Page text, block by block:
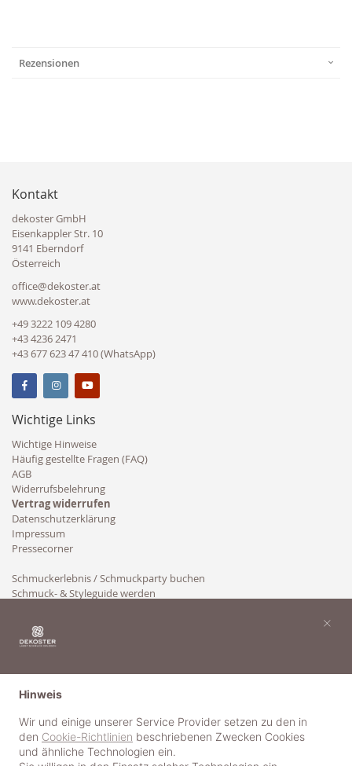
Rezensionen
Kontakt
dekoster GmbH
Eisenkappler Str. 10
9141 Eberndorf
Österreich
office@dekoster.at
www.dekoster.at
+49 3222 109 4280
+43 4236 2471
+43 677 623 47 410 (WhatsApp)
Wichtige Links
Wichtige Hinweise
Häufig gestellte Fragen (FAQ)
AGB
Widerrufsbelehrung
Vertrag widerrufen
Datenschutzerklärung
Impressum
Pressecorner
Schmuckerlebnis / Schmuckparty buchen
Schmuck- & Styleguide werden
Hinweis
Wir und einige unserer Service Provider setzen zu den in
den Cookie-Richtlinien beschriebenen Zwecken Cookies
und ähnliche Technologien ein.
×